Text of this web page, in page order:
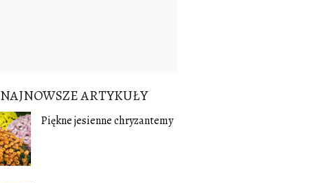
NAJNOWSZE ARTYKUŁY
Piękne jesienne chryzantemy